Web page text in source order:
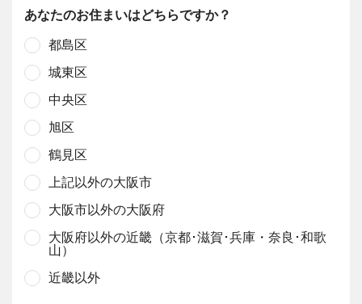
あなたのお住まいはどちらですか？
都島区
城東区
中央区
旭区
鶴見区
上記以外の大阪市
大阪市以外の大阪府
大阪府以外の近畿（京都･滋賀･兵庫・奈良･和歌
山）
近畿以外